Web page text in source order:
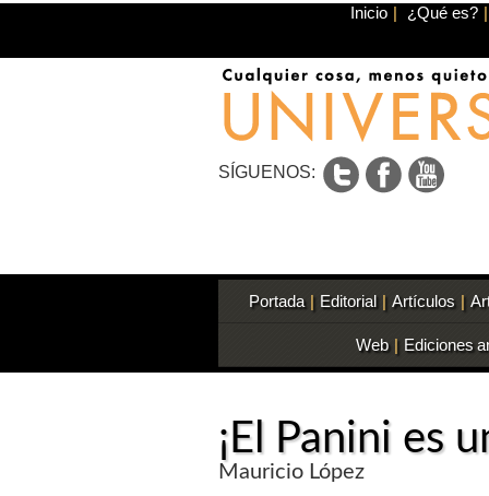
Inicio | ¿Qué es? |
SÍGUENOS:
Portada | Editorial | Artículos |
Web | Ediciones
¡El Panini es
Mauricio López